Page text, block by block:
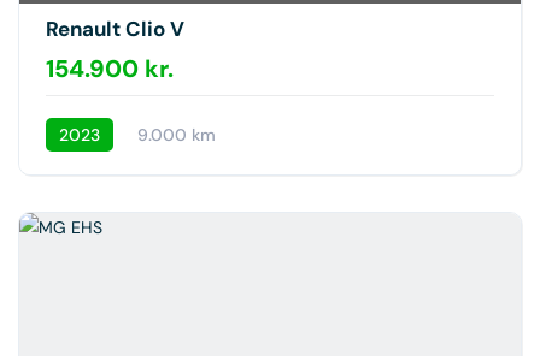
Renault Clio V
154.900 kr.
2023 9.000 km